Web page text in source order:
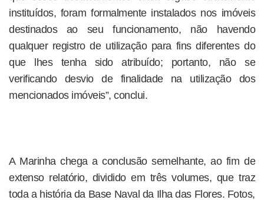
instituídos, foram formalmente instalados nos imóveis
destinados ao seu funcionamento, não havendo
qualquer registro de utilização para fins diferentes do
que lhes tenha sido atribuído; portanto, não se
verificando desvio de finalidade na utilização dos
mencionados imóveis”, conclui.
A Marinha chega a conclusão semelhante, ao fim de
extenso relatório, dividido em três volumes, que traz
toda a história da Base Naval da Ilha das Flores. Fotos,